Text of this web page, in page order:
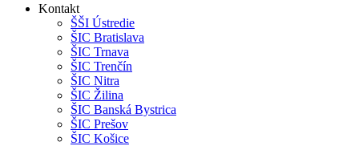
Kontakt
ŠŠI Ústredie
ŠIC Bratislava
ŠIC Trnava
ŠIC Trenčín
ŠIC Nitra
ŠIC Žilina
ŠIC Banská Bystrica
ŠIC Prešov
ŠIC Košice